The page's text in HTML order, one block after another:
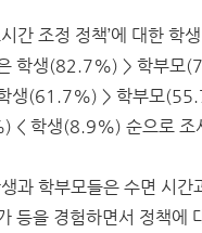
간 조정 정책’에 대한 학
학생(82.7%) > 학부모
생(61.7%) > 학부모
< 학생(8.9%) 순으로 조
과 학부모들은 수면 시
등을 경험하면서 정책에